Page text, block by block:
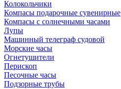
Колокольчики
Компасы подарочные сувенирные
Компасы с солнечными часами
Лупы
Машинный телеграф судовой
Морские часы
Огнетушители
Перископ
Песочные часы
Подзорные трубы